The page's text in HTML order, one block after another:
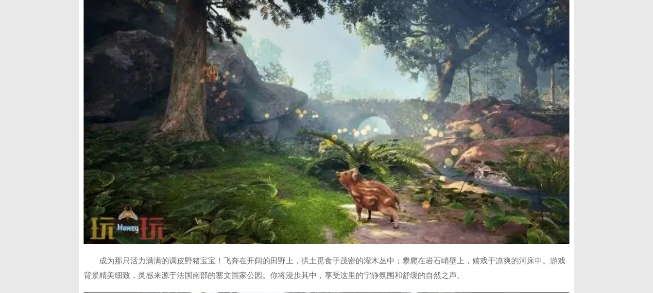
成为那只活力满满的调皮野猪宝宝！飞奔在开阔的田野上，拱土觅食于茂密的灌木丛中；攀爬在岩石峭壁上，嬉戏于凉爽的河床中。游戏
背景精美细致，灵感来源于法国南部的塞文国家公园。你将漫步其中，享受这里的宁静氛围和舒缓的自然之声。